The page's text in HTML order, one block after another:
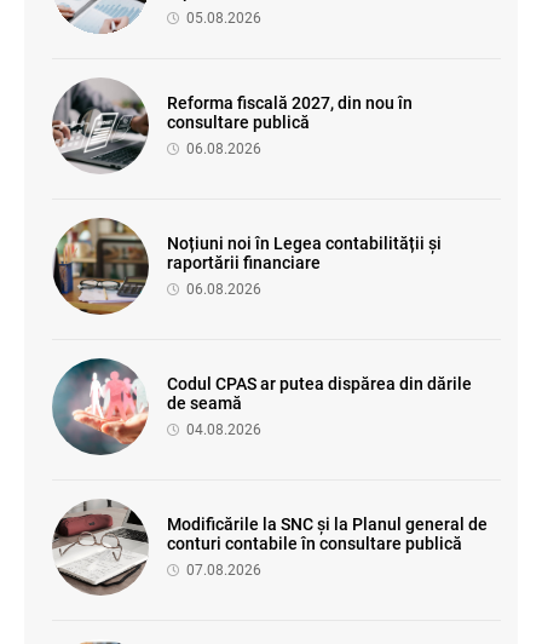
05.08.2026
Reforma fiscală 2027, din nou în
consultare publică
06.08.2026
Noțiuni noi în Legea contabilității și
raportării financiare
06.08.2026
Codul CPAS ar putea dispărea din dările
de seamă
04.08.2026
Modificările la SNC și la Planul general de
conturi contabile în consultare publică
07.08.2026